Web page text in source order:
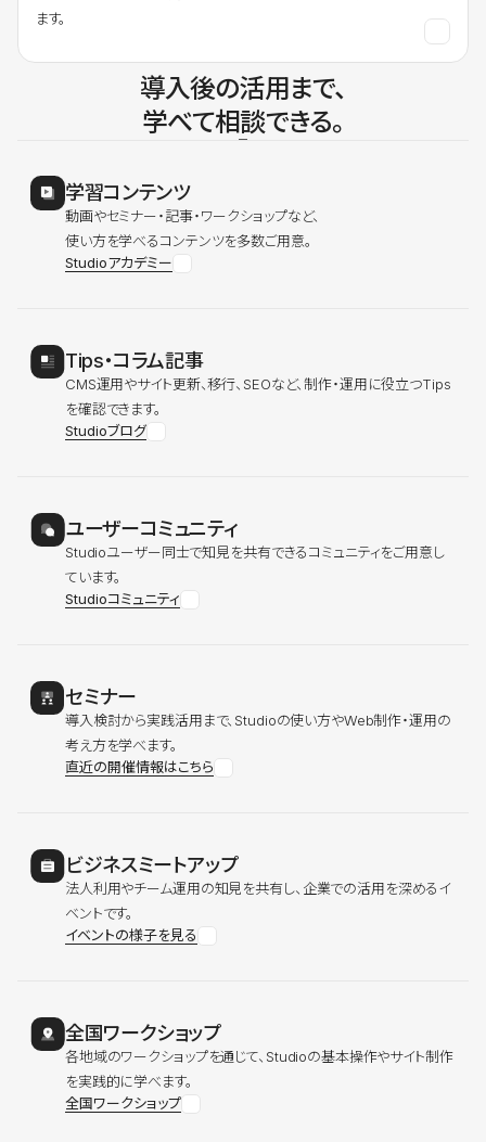
ます。
導入後の活用まで、
学べて相談できる。
学習コンテンツ
動画やセミナー・記事・ワークショップなど、
使い方を学べるコンテンツを多数ご用意。
Studioアカデミー
Tips・コラム記事
CMS運用やサイト更新、移行、SEOなど、制作・運用に役立つTips
を確認できます。
Studioブログ
ユーザーコミュニティ
Studioユーザー同士で知見を共有できるコミュニティをご用意し
ています。
Studioコミュニティ
セミナー
導入検討から実践活用まで、Studioの使い方やWeb制作・運用の
考え方を学べます。
直近の開催情報はこちら
ビジネスミートアップ
法人利用やチーム運用の知見を共有し、企業での活用を深めるイ
ベントです。
イベントの様子を見る
全国ワークショップ
各地域のワークショップを通じて、Studioの基本操作やサイト制作
を実践的に学べます。
全国ワークショップ